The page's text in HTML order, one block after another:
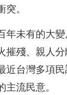
。
未有的大
摧殘、親人
近台灣多項
流民意。